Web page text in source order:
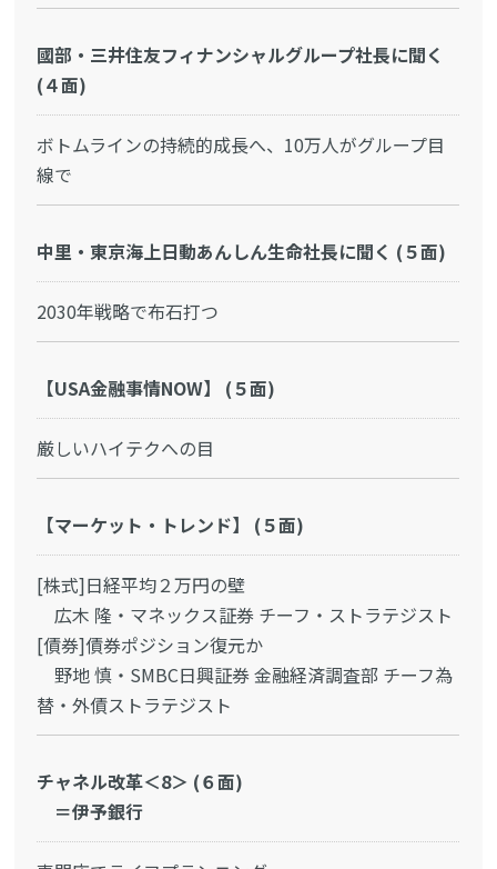
國部・三井住友フィナンシャルグループ社長に聞く
(４面)
ボトムラインの持続的成長へ、10万人がグループ目
線で
中里・東京海上日動あんしん生命社長に聞く (５面)
2030年戦略で布石打つ
【USA金融事情NOW】 (５面)
厳しいハイテクへの目
【マーケット・トレンド】 (５面)
[株式]日経平均２万円の壁
広木 隆・マネックス証券 チーフ・ストラテジスト
[債券]債券ポジション復元か
野地 慎・SMBC日興証券 金融経済調査部 チーフ為
替・外債ストラテジスト
チャネル改革＜8＞ (６面)
＝伊予銀行